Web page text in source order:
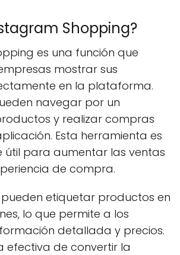
Shopping?
es una función que
mostrar sus
en la plataforma.
navegar por un
y realizar compras
Esta herramienta es
útil para aumentar las ventas
de compra.
etiquetar productos en
lo que permite a los
detallada y precios.
efectiva de convertir la